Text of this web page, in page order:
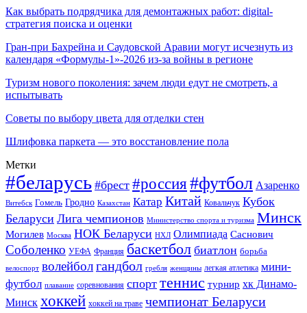
Как выбрать подрядчика для демонтажных работ: digital-
стратегия поиска и оценки
Гран-при Бахрейна и Саудовской Аравии могут исчезнуть из
календаря «Формулы-1»-2026 из-за войны в регионе
Туризм нового поколения: зачем люди едут не смотреть, а
испытывать
Советы по выбору цвета для отделки стен
Шлифовка паркета — это восстановление пола
Метки
#беларусь #брест #россия#футбол Азаренко
Витебск Гомель Гродно Казахстан Катар Китай Ковальчук Кубок
Беларуси Лига чемпионов Министерство спорта и туризма Минск
Могилев Москва НОК Беларуси НХЛ Олимпиада Саснович
Соболенко УЕФА Франция баскетбол биатлон борьба
велоспорт волейболгандбол гребля женщины легкая атлетика мини-
футбол плавание соревнования спорт теннис турнир хк Динамо-
Минск хоккей хоккей на траве чемпионат Беларуси